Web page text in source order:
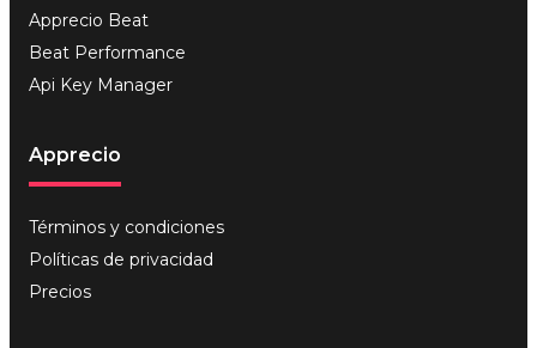
Apprecio Beat
Beat Performance
Api Key Manager
Apprecio
Términos y condiciones
Políticas de privacidad
Precios